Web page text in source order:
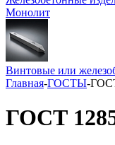
Монолит
Винтовые или
Главная-ГОСТЫ-
ГОСТ